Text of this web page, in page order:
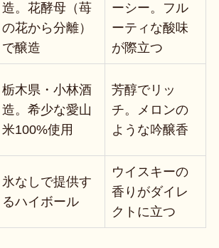
造。花酵母（苺
の花から分離）
で醸造
ーシー。フル
ーティな酸味
が際立つ
栃木県・小林酒
造。希少な愛山
米100%使用
芳醇でリッ
チ。メロンの
ような吟醸香
氷なしで提供す
るハイボール
ウイスキーの
香りがダイレ
クトに立つ